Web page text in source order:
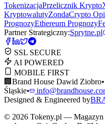
TokenizacjaPrzelicznik Krypto
KryptowalutyZondaCrypto
PrognozyEthereum Prognozy
Partner Strategiczny:Sprytne.pl
SSL SECURE
AI POWERED
MOBILE FIRST
🏢 Brand House Dawid Ziobro•
Śląskie•
Designed & Engineered by
© 2026 Tokeny.pl — Magazyn